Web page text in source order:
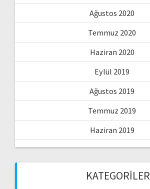
Ağustos 2020
Temmuz 2020
Haziran 2020
Eylül 2019
Ağustos 2019
Temmuz 2019
Haziran 2019
KATEGORILER